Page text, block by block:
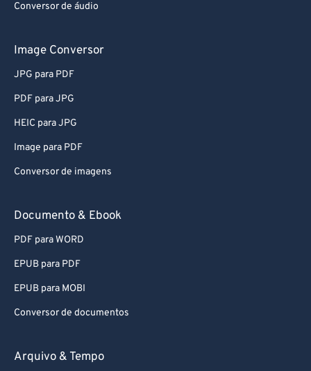
Conversor de áudio
Image Conversor
JPG para PDF
PDF para JPG
HEIC para JPG
Image para PDF
Conversor de imagens
Documento & Ebook
PDF para WORD
EPUB para PDF
EPUB para MOBI
Conversor de documentos
Arquivo & Tempo